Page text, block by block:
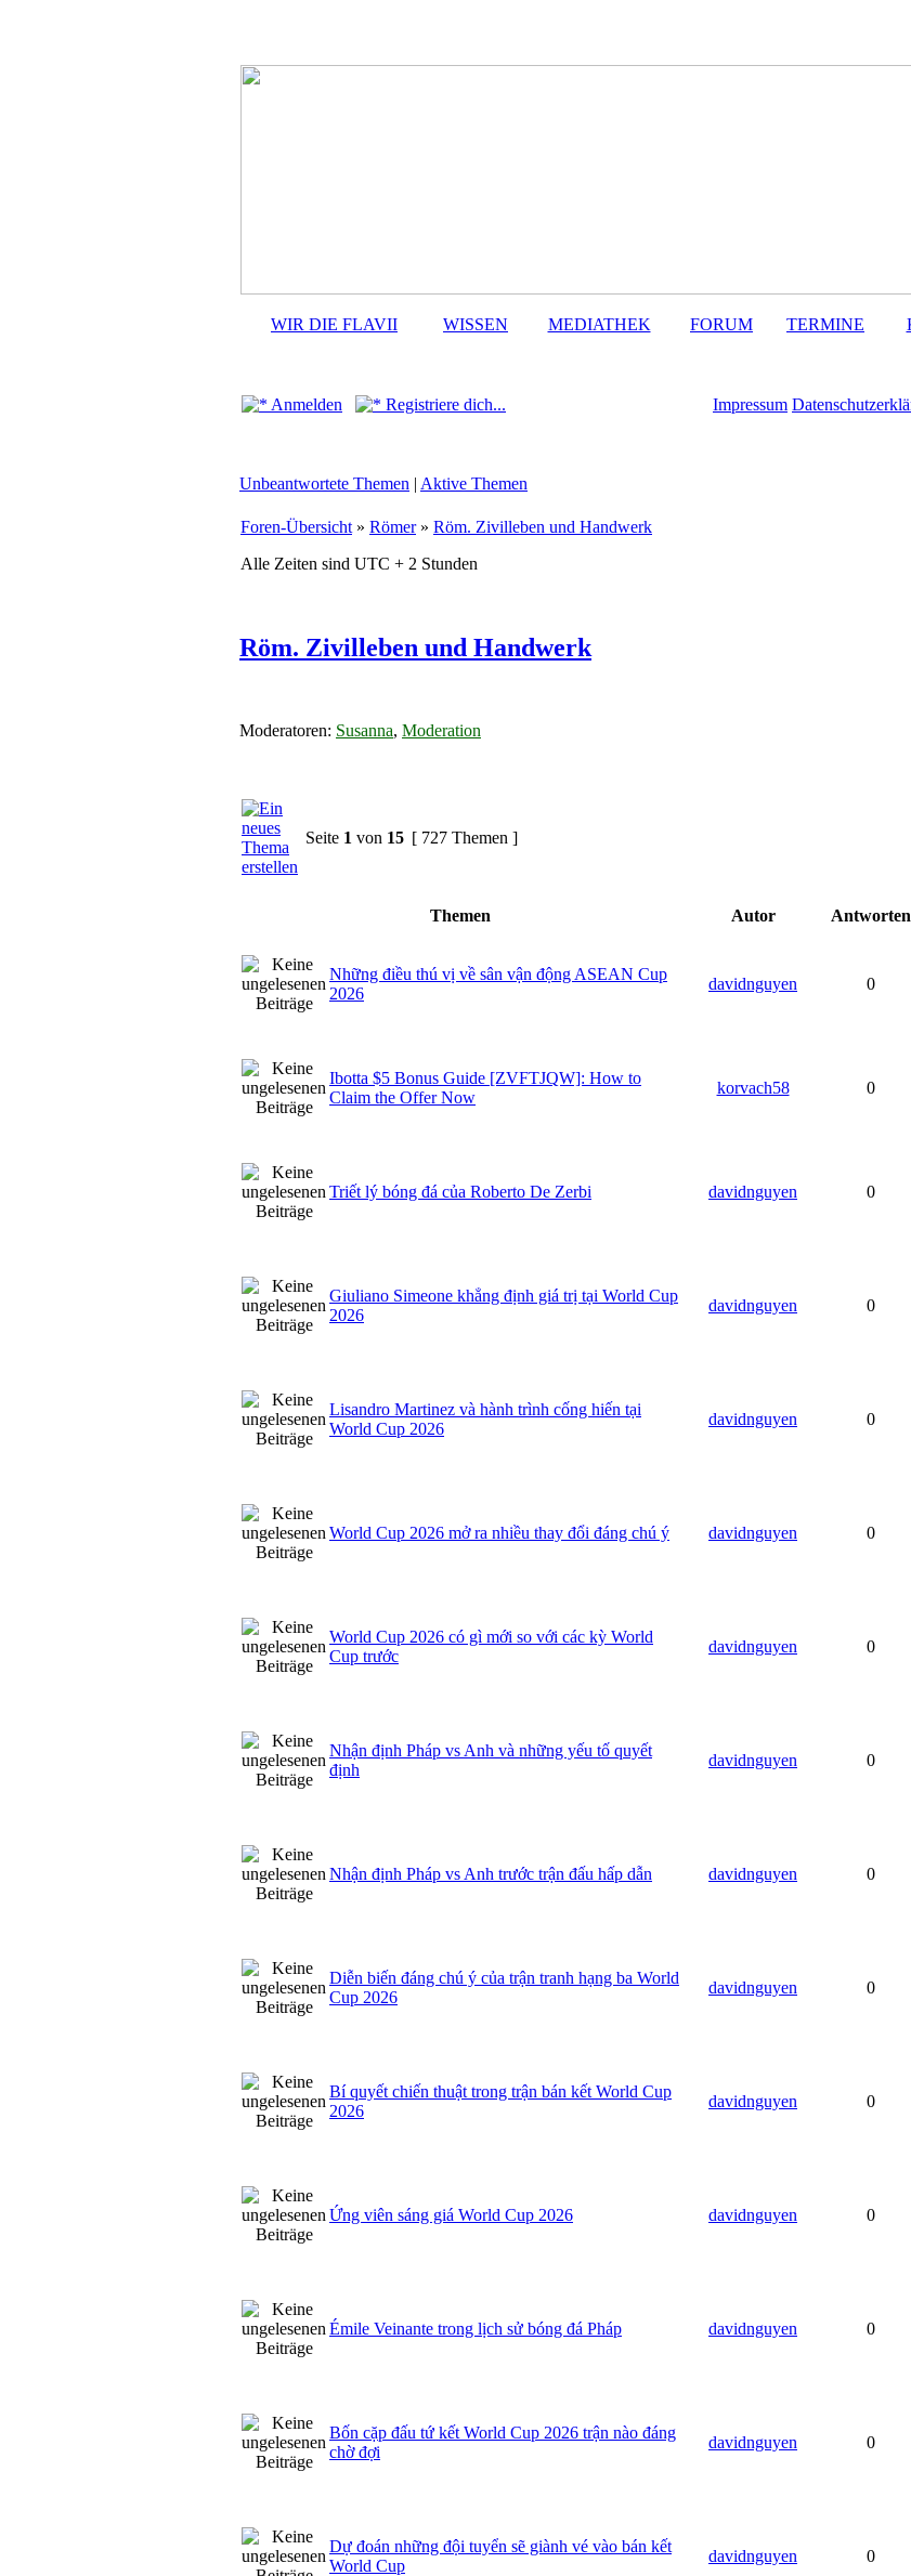
WIR DIE FLAVII WISSEN MEDIATHEK FORUM TERMINE
Anmelden Registriere dich... Impressum
Unbeantwortete Themen | Aktive Themen
Foren-Übersicht » Römer» Röm. Zivilleben und Handwerk
Alle Zeiten sind UTC + 2 Stunden
Röm. Zivilleben und Handwerk
Moderatoren: Susanna, Moderation
Seite 1 von 15 [ 727 Themen ]
Themen Autor Antworten
Những điều thú vị về sân vận động ASEAN Cup
2026
davidnguyen 0
Ibotta $5 Bonus Guide [ZVFTJQW]: How to
Claim the Offer Now
korvach58 0
Triết lý bóng đá của Roberto De Zerbi davidnguyen 0
Giuliano Simeone khẳng định giá trị tại World Cup
2026
davidnguyen 0
Lisandro Martinez và hành trình cống hiến tại
World Cup 2026
davidnguyen 0
World Cup 2026 mở ra nhiều thay đổi đáng chú ý davidnguyen 0
World Cup 2026 có gì mới so với các kỳ World
Cup trước
davidnguyen 0
Nhận định Pháp vs Anh và những yếu tố quyết
định
davidnguyen 0
Nhận định Pháp vs Anh trước trận đấu hấp dẫn davidnguyen 0
Diễn biến đáng chú ý của trận tranh hạng ba World
Cup 2026
davidnguyen 0
Bí quyết chiến thuật trong trận bán kết World Cup
2026
davidnguyen 0
Ứng viên sáng giá World Cup 2026 davidnguyen 0
Émile Veinante trong lịch sử bóng đá Pháp davidnguyen 0
Bốn cặp đấu tứ kết World Cup 2026 trận nào đáng
chờ đợi
davidnguyen 0
Dự đoán những đội tuyển sẽ giành vé vào bán kết
World Cup
davidnguyen 0